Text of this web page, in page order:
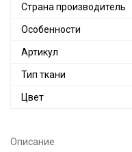
Страна производитель
Особенности
Артикул
Тип ткани
Цвет
Описание
Мы публикуем